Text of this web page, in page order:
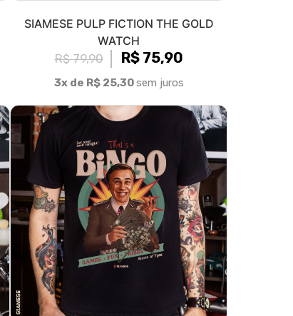
SIAMESE PULP FICTION THE GOLD
WATCH
R$ 79,90
R$ 75,90
3x de R$ 25,30sem juros